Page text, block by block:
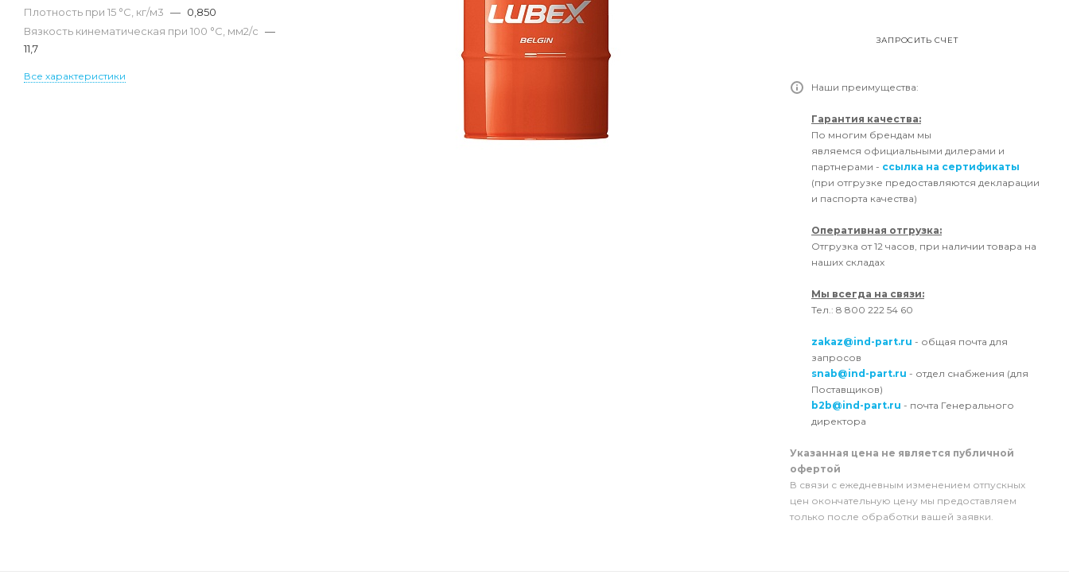
Плотность при 15 °С, кг/м3 — 0,850
Вязкость кинематическая при 100 °С, мм2/с —
11,7
Все характеристики
ЗАПРОСИТЬ СЧЕТ
Наши преимущества:
Гарантия качества:
По многим брендам мы
являемся официальными дилерами и
партнерами - ссылка на сертификаты
(при отгрузке предоставляются декларации
и паспорта качества)
Оперативная отгрузка:
Отгрузка от 12 часов, при наличии товара на
наших складах
Мы всегда на связи:
Тел.: 8 800 222 54 60
zakaz@ind-part.ru - общая почта для
запросов
snab@ind-part.ru - отдел снабжения (для
Поставщиков)
b2b@ind-part.ru - почта Генерального
директора
Указанная цена не является публичной
офертой
В связи с ежедневным изменением отпускных
цен окончательную цену мы предоставляем
только после обработки вашей заявки.